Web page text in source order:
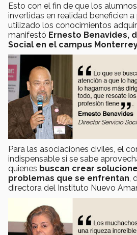
Esto con el fin de que los
invertidas en realidad beneficien
utilizado los conocimientos
manifestó Ernesto Benavides,
Social en el campus
Para las asociaciones civiles, el
indispensable si se sabe
quienes buscan crear
problemas que se enfrentan,
directora del Instituto Nuevo